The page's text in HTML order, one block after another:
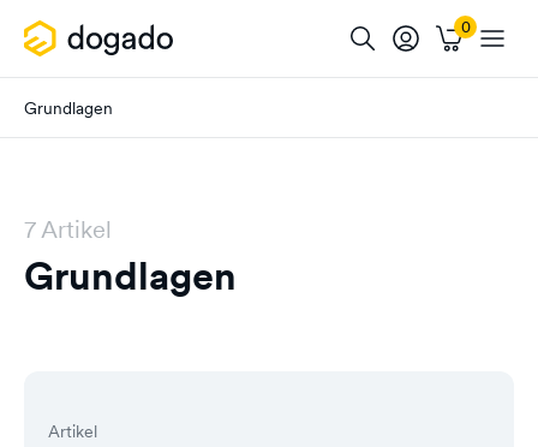
Grundlagen
7 Artikel
Grundlagen
Artikel